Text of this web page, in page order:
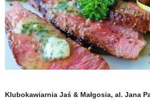
Klubokawiarnia Jaś & Małgosia, al. Jana